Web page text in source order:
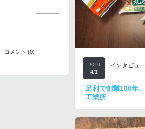
コメント (0)
2019
4/1
インタビュー
足利で創業100年
工業所